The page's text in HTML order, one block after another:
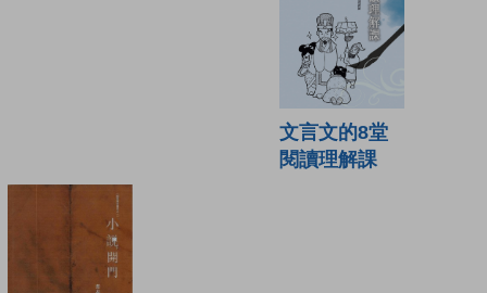
文言文的8堂
閱讀理解課